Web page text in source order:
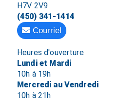
H7V 2V9
(450) 341-1414
Courriel
Heures d'ouverture
Lundi et Mardi
10h à 19h
Mercredi au Vendredi
10h à 21h